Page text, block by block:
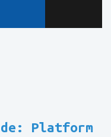
Platform